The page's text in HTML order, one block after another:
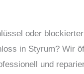
oder blockierter
in Styrum? Wir
und